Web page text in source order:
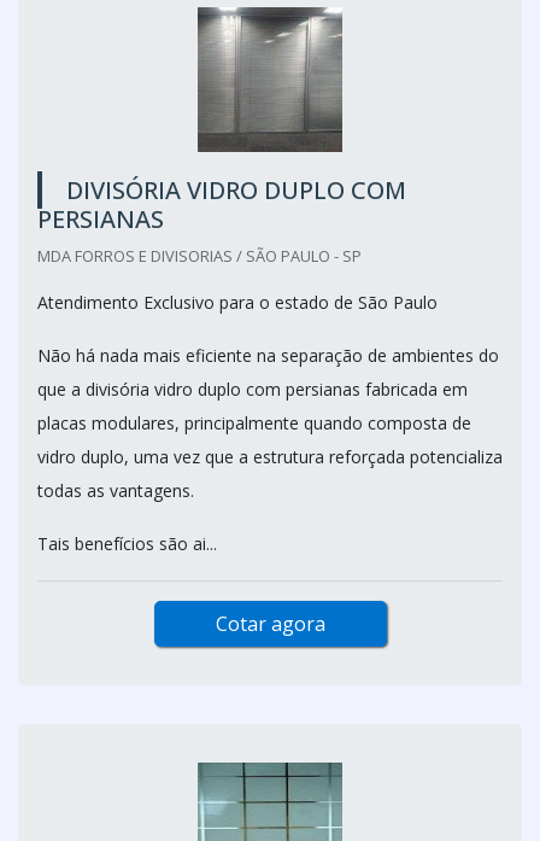
DIVISÓRIA VIDRO DUPLO COM
PERSIANAS
MDA FORROS E DIVISORIAS / SÃO PAULO - SP
Atendimento Exclusivo para o estado de São Paulo
Não há nada mais eficiente na separação de ambientes do
que a divisória vidro duplo com persianas fabricada em
placas modulares, principalmente quando composta de
vidro duplo, uma vez que a estrutura reforçada potencializa
todas as vantagens.
Tais benefícios são ai...
Cotar agora